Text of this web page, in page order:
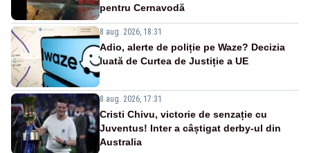
pentru Cernavodă
8 aug. 2026, 18:31
Adio, alerte de poliție pe Waze? Decizia
luată de Curtea de Justiție a UE
8 aug. 2026, 17:31
Cristi Chivu, victorie de senzație cu
Juventus! Inter a câștigat derby-ul din
Australia